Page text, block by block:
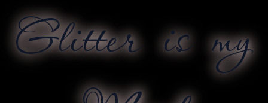
Glitter is my